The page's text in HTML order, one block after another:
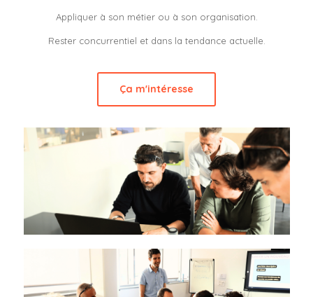
Appliquer à son métier ou à son organisation.
Rester concurrentiel et dans la tendance actuelle.
Ça m'intéresse